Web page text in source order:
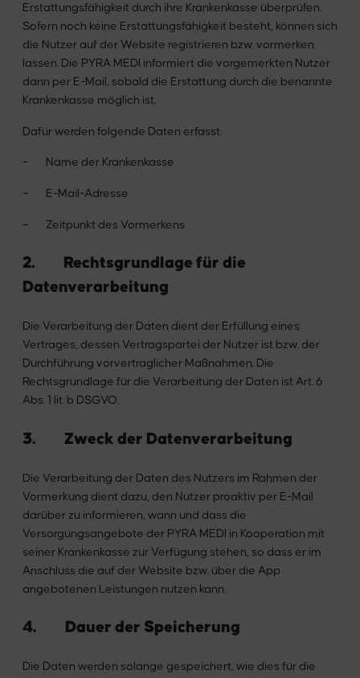
Erstattungsfähigkeit durch ihre Krankenkasse überprüfen.
Sofern noch keine Erstattungsfähigkeit besteht, können sich
die Nutzer auf der Website registrieren bzw. vormerken
lassen. Die PYRA MEDI informiert die vorgemerkten Nutzer
dann per E-Mail, sobald die Erstattung durch die benannte
Krankenkasse möglich ist.
Dafür werden folgende Daten erfasst:
– Name der Krankenkasse
– E-Mail-Adresse
– Zeitpunkt des Vormerkens
2. Rechtsgrundlage für die
Datenverarbeitung
Die Verarbeitung der Daten dient der Erfüllung eines
Vertrages, dessen Vertragspartei der Nutzer ist bzw. der
Durchführung vorvertraglicher Maßnahmen. Die
Rechtsgrundlage für die Verarbeitung der Daten ist Art. 6
Abs. 1 lit. b DSGVO.
3. Zweck der Datenverarbeitung
Die Verarbeitung der Daten des Nutzers im Rahmen der
Vormerkung dient dazu, den Nutzer proaktiv per E-Mail
darüber zu informieren, wann und dass die
Versorgungsangebote der PYRA MEDI in Kooperation mit
seiner Krankenkasse zur Verfügung stehen, so dass er im
Anschluss die auf der Website bzw. über die App
angebotenen Leistungen nutzen kann.
4. Dauer der Speicherung
Die Daten werden solange gespeichert, wie dies für die